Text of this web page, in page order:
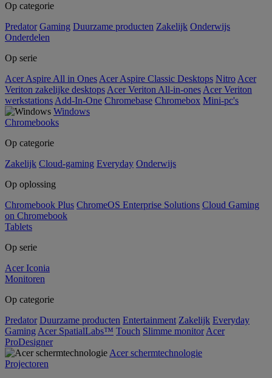
Op categorie
Predator Gaming Duurzame producten Zakelijk Onderwijs
Onderdelen
Op serie
Acer Aspire All in Ones Acer Aspire Classic Desktops Nitro Acer
Veriton zakelijke desktops Acer Veriton All-in-ones Acer Veriton
werkstations Add-In-One Chromebase Chromebox Mini-pc's
Windows
Chromebooks
Op categorie
Zakelijk Cloud-gaming Everyday Onderwijs
Op oplossing
Chromebook Plus ChromeOS Enterprise Solutions Cloud Gaming
on Chromebook
Tablets
Op serie
Acer Iconia
Monitoren
Op categorie
Predator Duurzame producten Entertainment Zakelijk Everyday
Gaming Acer SpatialLabs™ Touch Slimme monitor Acer
ProDesigner
Acer schermtechnologie
Projectoren